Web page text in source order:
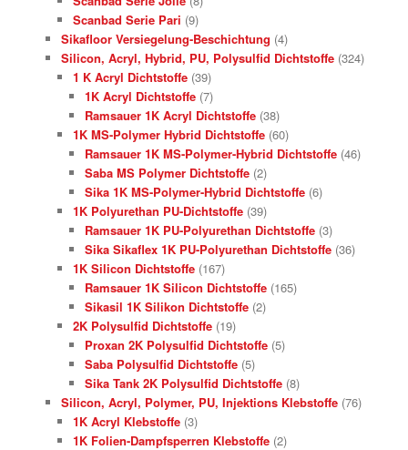
Scanbad Serie Pari (9)
Sikafloor Versiegelung-Beschichtung (4)
Silicon, Acryl, Hybrid, PU, Polysulfid Dichtstoffe (324)
1 K Acryl Dichtstoffe (39)
1K Acryl Dichtstoffe (7)
Ramsauer 1K Acryl Dichtstoffe (38)
1K MS-Polymer Hybrid Dichtstoffe (60)
Ramsauer 1K MS-Polymer-Hybrid Dichtstoffe (46)
Saba MS Polymer Dichtstoffe (2)
Sika 1K MS-Polymer-Hybrid Dichtstoffe (6)
1K Polyurethan PU-Dichtstoffe (39)
Ramsauer 1K PU-Polyurethan Dichtstoffe (3)
Sika Sikaflex 1K PU-Polyurethan Dichtstoffe (36)
1K Silicon Dichtstoffe (167)
Ramsauer 1K Silicon Dichtstoffe (165)
Sikasil 1K Silikon Dichtstoffe (2)
2K Polysulfid Dichtstoffe (19)
Proxan 2K Polysulfid Dichtstoffe (5)
Saba Polysulfid Dichtstoffe (5)
Sika Tank 2K Polysulfid Dichtstoffe (8)
Silicon, Acryl, Polymer, PU, Injektions Klebstoffe (76)
1K Acryl Klebstoffe (3)
1K Folien-Dampfsperren Klebstoffe (2)